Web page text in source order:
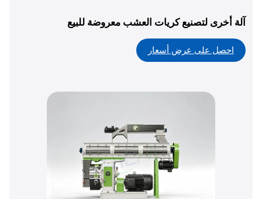
آلة أخرى لتصنيع كريات العشب معروضة للبيع
احصل على عرض أسعار